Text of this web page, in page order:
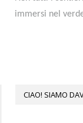
immersi nel
CIAO! SIAMO